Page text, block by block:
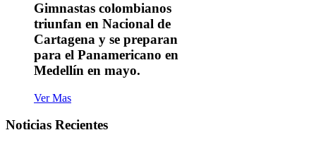
Gimnastas colombianos
triunfan en Nacional de
Cartagena y se preparan
para el Panamericano en
Medellín en mayo.
Ver Mas
Noticias Recientes